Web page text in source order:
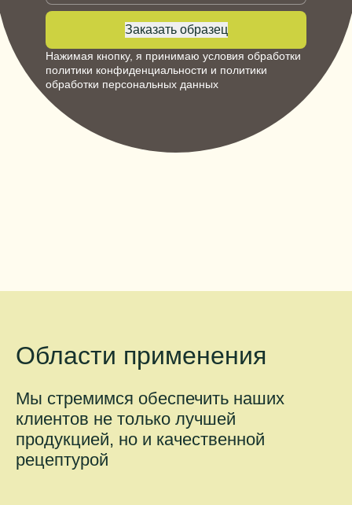
Заказать образец
Нажимая кнопку, я принимаю условия обработки
политики конфиденциальности и политики
обработки персональных данных
Области применения
Мы стремимся обеспечить наших
клиентов не только лучшей
продукцией, но и качественной
рецептурой